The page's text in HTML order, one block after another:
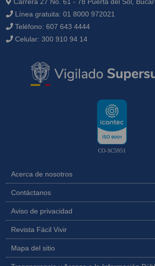
Línea gratuita: 01 8000 972021
Teléfono: 607 643 4444
Celular: 300 910 94 14
CO-SC5951
Acerca de nosotros
Contáctanos
Aviso de privacidad
Revista Fácil Vivir
Mapa del sitio